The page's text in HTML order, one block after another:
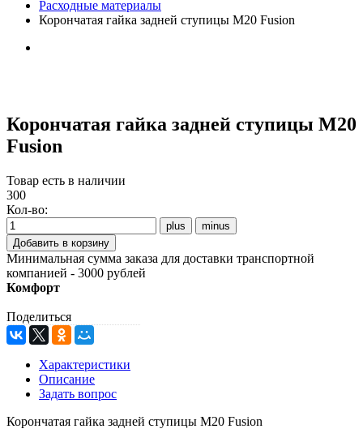
Расходные материалы
Корончатая гайка задней ступицы M20 Fusion
Корончатая гайка задней ступицы M20
Fusion
Товар есть в наличии
300
Кол-во:
Минимальная сумма заказа для доставки транспортной
компанией - 3000 рублей
Комфорт
Поделиться
Характеристики
Описание
Задать вопрос
Корончатая гайка задней ступицы M20 Fusion